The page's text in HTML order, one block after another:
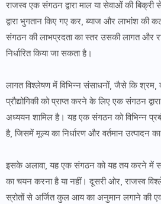
राजस्व एक संगठन द्वारा माल या सेवाओं की
द्वारा भुगतान किए गए कर, ब्याज और लाभांश की
संगठन की लाभप्रदता का स्तर उसकी लागत और
निर्धारित किया जा सकता है।
लागत विश्लेषण में विभिन्न संसाधनों, जैसे कि
प्रौद्योगिकी को प्राप्त करने के लिए एक संगठन
अध्ययन शामिल है। यह एक संगठन को विभिन्न
है, जिसमें मूल्य का निर्धारण और वर्तमान उत्पादन
इसके अलावा, यह एक संगठन को यह तय करने में
का चयन करना है या नहीं। दूसरी ओर, राजस्व
स्रोतों से अर्जित कुल आय का अनुमान लगाने की